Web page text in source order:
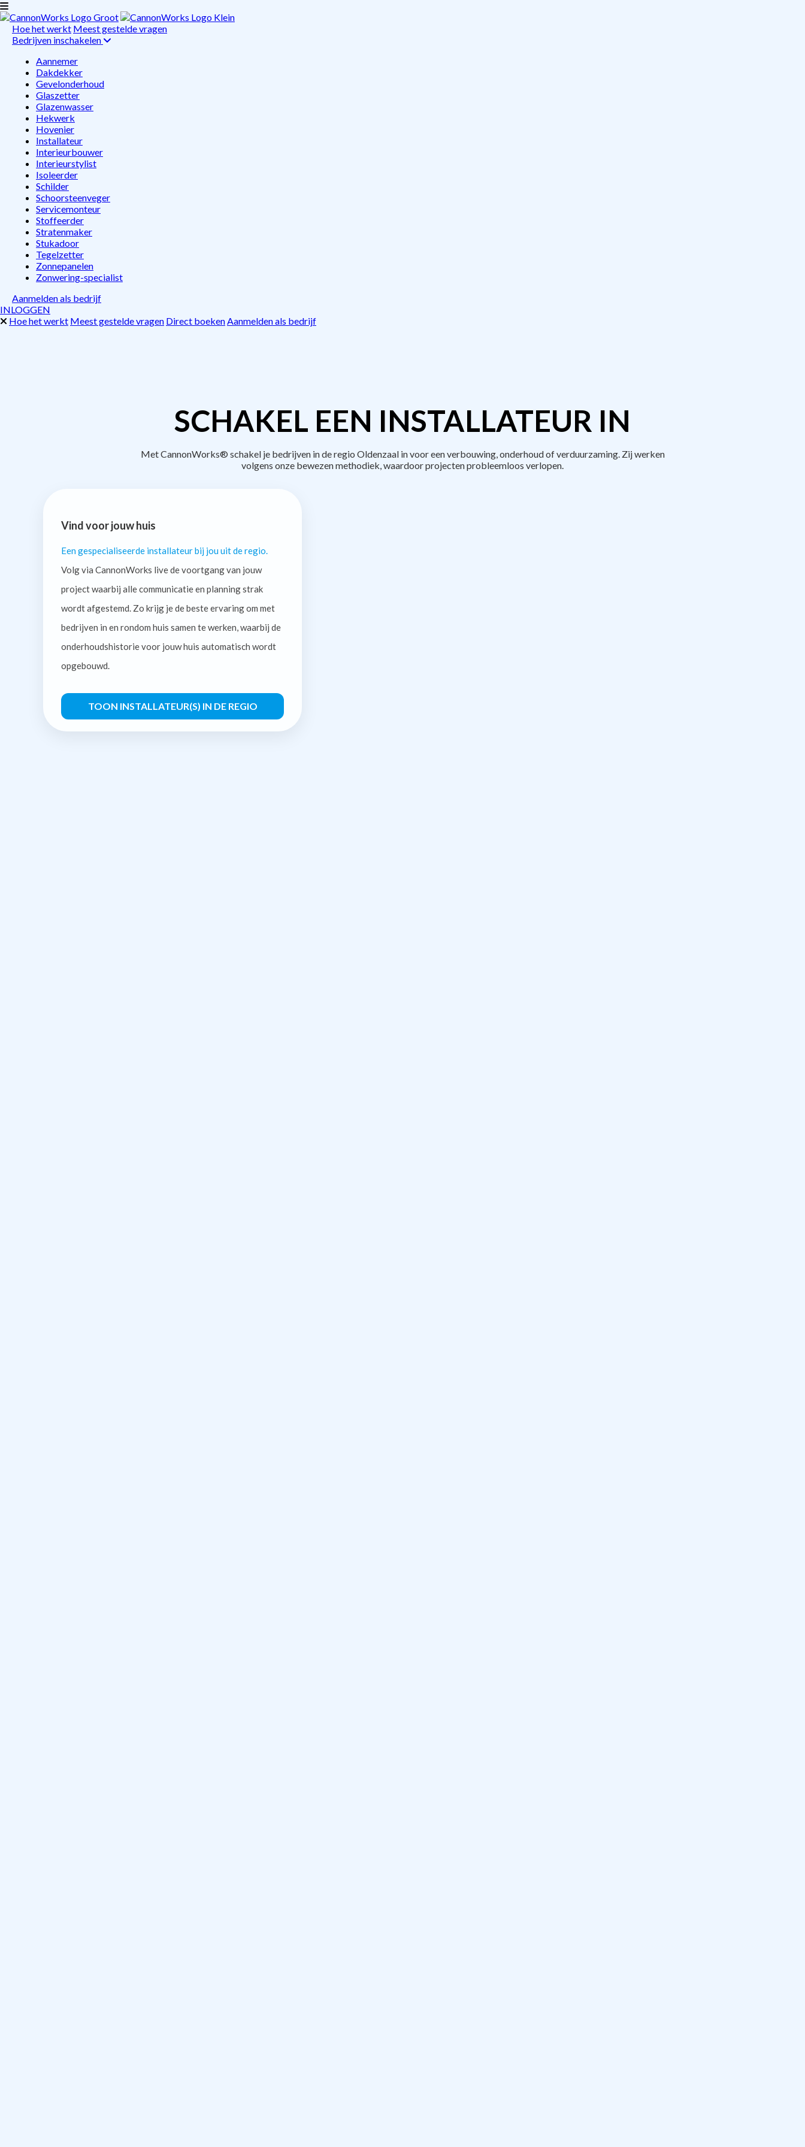
Hoe het werkt Meest gestelde vragen
Bedrijven inschakelen
Aannemer
Dakdekker
Gevelonderhoud
Glaszetter
Glazenwasser
Hekwerk
Hovenier
Installateur
Interieurbouwer
Interieurstylist
Isoleerder
Schilder
Schoorsteenveger
Servicemonteur
Stoffeerder
Stratenmaker
Stukadoor
Tegelzetter
Zonnepanelen
Zonwering-specialist
Aanmelden als bedrijf
INLOGGEN
Hoe het werkt Meest gestelde vragen Direct boekenAanmelden als bedrijf
SCHAKEL EEN INSTALLATEUR IN
Met CannonWorks® schakel je bedrijven in de regio Oldenzaal in voor een verbouwing, onderhoud of verduurzaming. Zij werken
volgens onze bewezen methodiek, waardoor projecten probleemloos verlopen.
Vind voor jouw huis
Een gespecialiseerde installateur bij jou uit de regio.
Volg via CannonWorks live de voortgang van jouw
project waarbij alle communicatie en planning strak
wordt afgestemd. Zo krijg je de beste ervaring om met
bedrijven in en rondom huis samen te werken, waarbij de
onderhoudshistorie voor jouw huis automatisch wordt
opgebouwd.
TOON INSTALLATEUR(S) IN DE REGIO